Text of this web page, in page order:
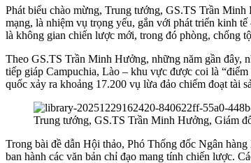
Phát biểu chào mừng, Trung tướng, GS.TS Trần
mạng, là nhiệm vụ trọng yếu, gắn với phát triển kinh
là không gian chiến lược mới, trong đó phòng, chống
Theo GS.TS Trần Minh Hưởng, những năm gần đây,
tiếp giáp Campuchia, Lào – khu vực được coi là
quốc xảy ra khoảng 17.200 vụ lừa đảo chiếm đoạt tài
Trung tướng, GS.TS Trần Minh Hưởng, Giám
Trong bài đề dẫn Hội thảo, Phó Thống đốc Ngân
ban hành các văn bản chỉ đạo mang tính chiến lược.